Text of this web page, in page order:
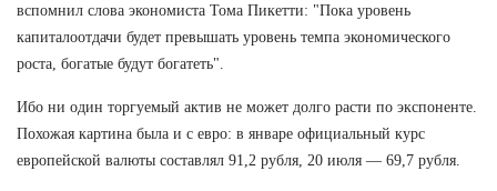
вспомнил слова экономиста Тома Пикетти: "Пока уровень
капиталоотдачи будет превышать уровень темпа экономического
роста, богатые будут богатеть".
Ибо ни один торгуемый актив не может долго расти по экспоненте.
Похожая картина была и с евро: в январе официальный курс
европейской валюты составлял 91,2 рубля, 20 июля — 69,7 рубля.